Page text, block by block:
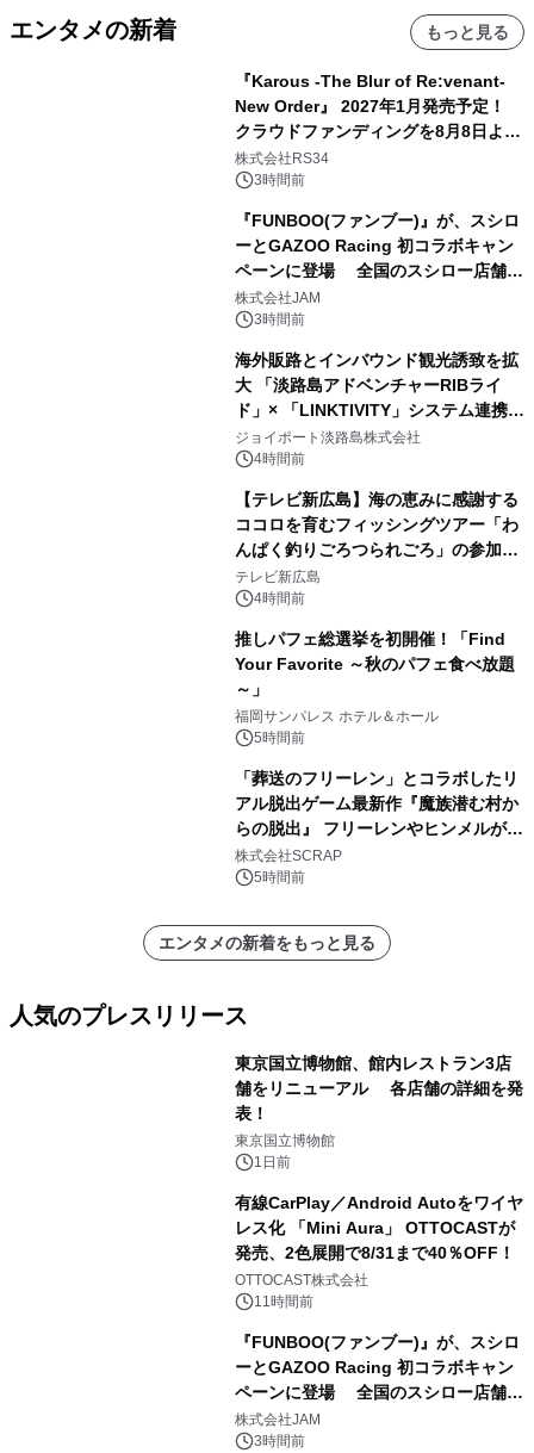
エンタメの新着 もっと見る
『Karous -The Blur of Re:venant-
New Order』 2027年1月発売予定！
クラウドファンディングを8月8日より
開始
株式会社RS34
3時間前
『FUNBOO(ファンブー)』が、スシロ
ーとGAZOO Racing 初コラボキャン
ペーンに登場 全国のスシロー店舗で
GR 4車種の FUNBOO(ミニカー)付き
メニューが展開されます
株式会社JAM
3時間前
海外販路とインバウンド観光誘致を拡
大 「淡路島アドベンチャーRIBライ
ド」× 「LINKTIVITY」システム連携を
開始！
ジョイポート淡路島株式会社
4時間前
【テレビ新広島】海の恵みに感謝する
ココロを育むフィッシングツアー「わ
んぱく釣りごろつられごろ」の参加小
学生を募集
テレビ新広島
4時間前
推しパフェ総選挙を初開催！「Find
Your Favorite ～秋のパフェ食べ放題
～」
福岡サンパレス ホテル＆ホール
5時間前
「葬送のフリーレン」とコラボしたリ
アル脱出ゲーム最新作『魔族潜む村か
らの脱出』 フリーレンやヒンメルが武
器を手に魔族を見据える描き下ろしメ
インビジュアル公開
株式会社SCRAP
5時間前
エンタメの新着をもっと見る
人気のプレスリリース
東京国立博物館、館内レストラン3店
舗をリニューアル 各店舗の詳細を発
表！
東京国立博物館
1日前
有線CarPlay／Android Autoをワイヤ
レス化 「Mini Aura」 OTTOCASTが
発売、2色展開で8/31まで40％OFF！
OTTOCAST株式会社
11時間前
『FUNBOO(ファンブー)』が、スシロ
ーとGAZOO Racing 初コラボキャン
ペーンに登場 全国のスシロー店舗で
GR 4車種の FUNBOO(ミニカー)付き
メニューが展開されます
株式会社JAM
3時間前